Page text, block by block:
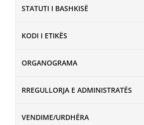
STATUTI I BASHKISË
KODI I ETIKËS
ORGANOGRAMA
RREGULLORJA E ADMINISTRATËS
VENDIME/URDHËRA